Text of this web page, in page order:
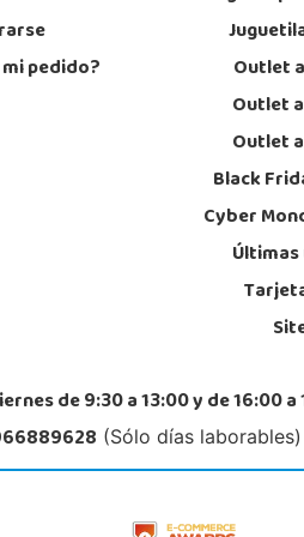
pedido?
Outlet
Outlet
Outlet
Black
Cyber
de 9:30 a 13:00 y de 16:00
(Sólo días laborables)